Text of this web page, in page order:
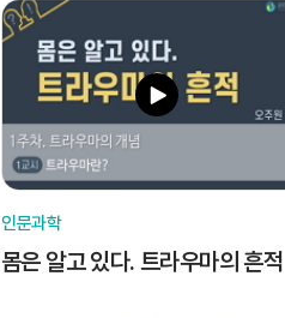
인문과학
몸은 알고 있다. 트라우마의 흔적